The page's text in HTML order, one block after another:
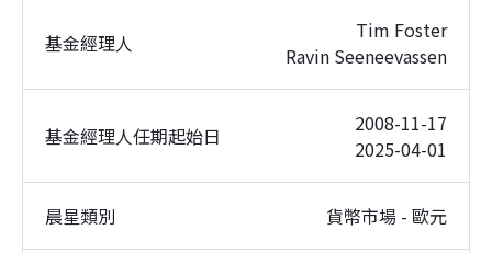
基金經理人
Tim Foster
Ravin Seeneevassen
基金經理人任期起始日
2008-11-17
2025-04-01
晨星類別 貨幣市場 - 歐元